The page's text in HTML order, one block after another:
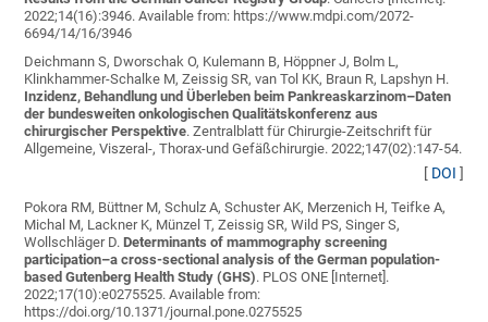
2022;14(16):3946. Available from: https://www.mdpi.com/2072-
6694/14/16/3946
Deichmann S, Dworschak O, Kulemann B, Höppner J, Bolm L,
Klinkhammer-Schalke M, Zeissig SR, van Tol KK, Braun R, Lapshyn H.
Inzidenz, Behandlung und Überleben beim Pankreaskarzinom–Daten
der bundesweiten onkologischen Qualitätskonferenz aus
chirurgischer Perspektive. Zentralblatt für Chirurgie-Zeitschrift für
Allgemeine, Viszeral-, Thorax-und Gefäßchirurgie. 2022;147(02):147-54.
[ DOI ]
Pokora RM, Büttner M, Schulz A, Schuster AK, Merzenich H, Teifke A,
Michal M, Lackner K, Münzel T, Zeissig SR, Wild PS, Singer S,
Wollschläger D.Determinants of mammography screening
participation–a cross-sectional analysis of the German population-
based Gutenberg Health Study (GHS). PLOS ONE [Internet].
2022;17(10):e0275525. Available from:
https://doi.org/10.1371/journal.pone.0275525